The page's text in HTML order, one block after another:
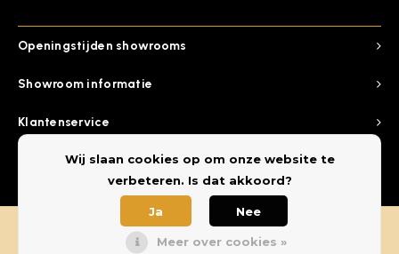
Showroom informatie
Openingstijden showrooms
Klantenservice
CategorieenWij slaan cookies op om onze website te
verbeteren. Is dat akkoord?
Ja Nee
Meer over cookies »